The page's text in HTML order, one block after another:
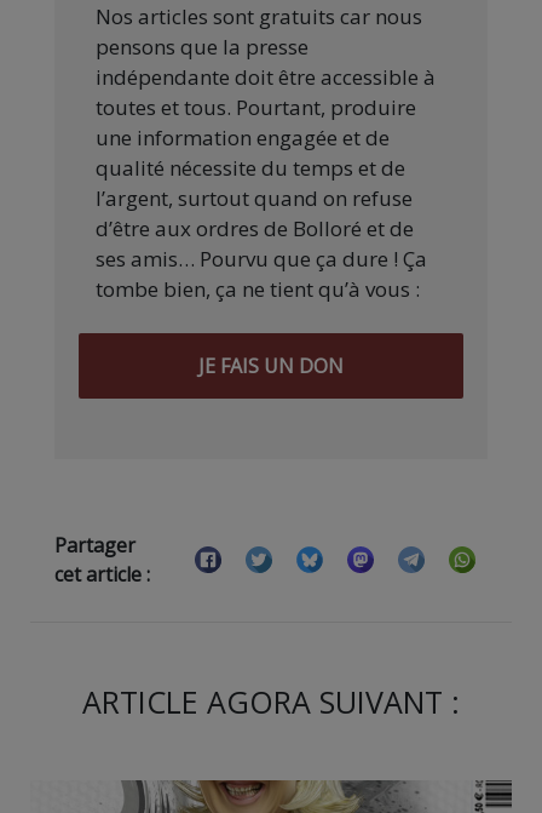
Nos articles sont gratuits car nous
pensons que la presse
indépendante doit être accessible à
toutes et tous. Pourtant, produire
une information engagée et de
qualité nécessite du temps et de
l’argent, surtout quand on refuse
d’être aux ordres de Bolloré et de
ses amis… Pourvu que ça dure ! Ça
tombe bien, ça ne tient qu’à vous :
JE FAIS UN DON
Partager
cet article :
ARTICLE AGORA SUIVANT :